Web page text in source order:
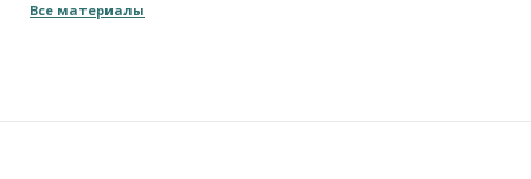
06 Августа 2026, 15:53
Все материалы